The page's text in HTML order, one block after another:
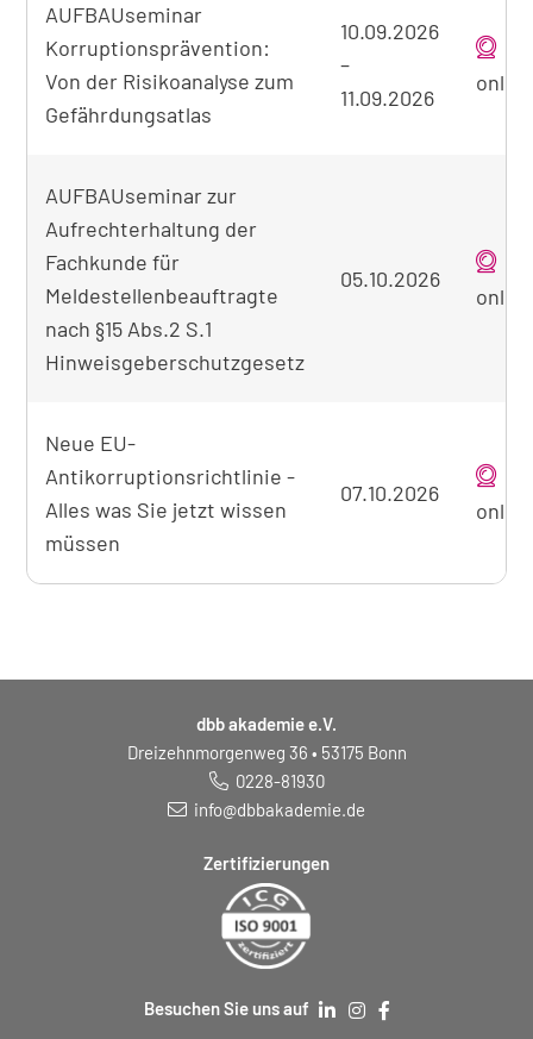
Übersicht
der
gefundenen
Seminare
AUFBAUseminar
Korruptionsprävention:
Von der Risikoanalyse zum
Gefährdungsatlas
10.09.2026
–
11.09.2026
AUFBAUseminar zur
Aufrechterhaltung der
Fachkunde für
Meldestellenbeauftragte
nach §15 Abs.2 S.1
Hinweisgeberschutzgesetz
05.10.2026
Neue EU-
Antikorruptionsrichtlinie -
Alles was Sie jetzt wissen
müssen
07.10.2026
dbb akademie e.V.
Dreizehnmorgenweg 36 • 53175 Bonn
0228-81930
info@dbbakademie.de
Zertifizierungen
Besuchen Sie uns auf